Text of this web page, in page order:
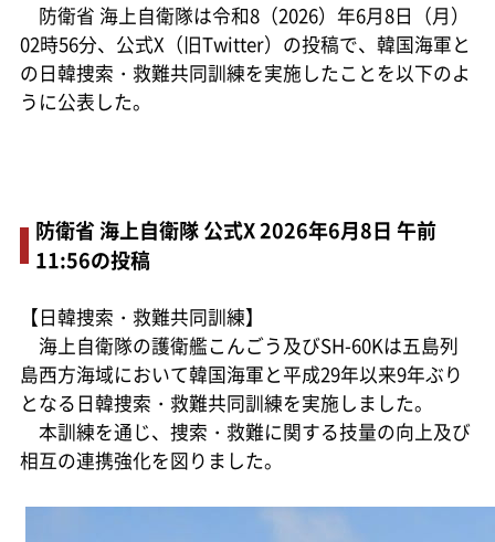
防衛省 海上自衛隊は令和8（2026）年6月8日（月）
02時56分、公式X（旧Twitter）の投稿で、韓国海軍と
の日韓捜索・救難共同訓練を実施したことを以下のよ
うに公表した。
防衛省 海上自衛隊 公式X 2026年6月8日 午前
11:56の投稿
【日韓捜索・救難共同訓練】
海上自衛隊の護衛艦こんごう及びSH-60Kは五島列
島西方海域において韓国海軍と平成29年以来9年ぶり
となる日韓捜索・救難共同訓練を実施しました。
本訓練を通じ、捜索・救難に関する技量の向上及び
相互の連携強化を図りました。